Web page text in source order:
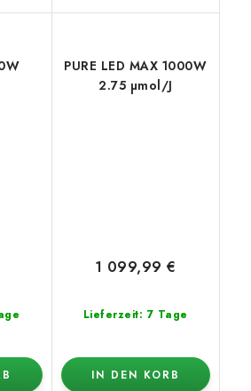
PURE LED MAX 1000W
2.75 µmol/J
Lieferzeit: 7 Tage
1 099,99 €
IN DEN KORB